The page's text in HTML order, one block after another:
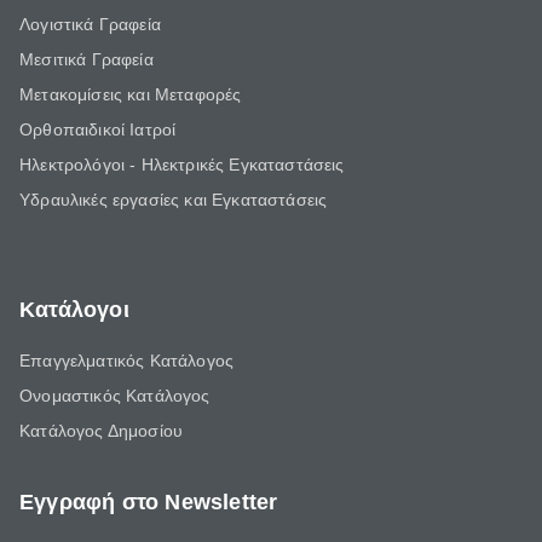
Λογιστικά Γραφεία
Μεσιτικά Γραφεία
Μετακομίσεις και Μεταφορές
Ορθοπαιδικοί Ιατροί
Ηλεκτρολόγοι - Ηλεκτρικές Εγκαταστάσεις
Υδραυλικές εργασίες και Εγκαταστάσεις
Κατάλογοι
Επαγγελματικός Κατάλογος
Ονομαστικός Κατάλογος
Κατάλογος Δημοσίου
Εγγραφή στο Newsletter